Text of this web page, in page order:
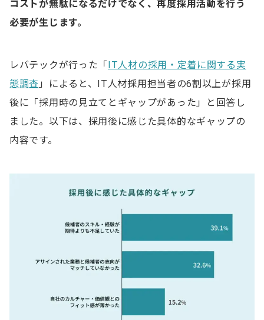
コストが無駄になるだけでなく、再度採用活動を行う
必要が生じます。
レバテックが行った「
IT人材の採用・定着に関する実
態調査 」によると、IT人材採用担当者の6割以上が採用
後に「採用時の見立てとギャップがあった」と回答し
ました。以下は、採用後に感じた具体的なギャップの
内容です。